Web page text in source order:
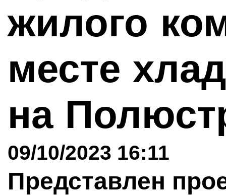
жилого
месте
на
09/10/2023 16:11
Представлен